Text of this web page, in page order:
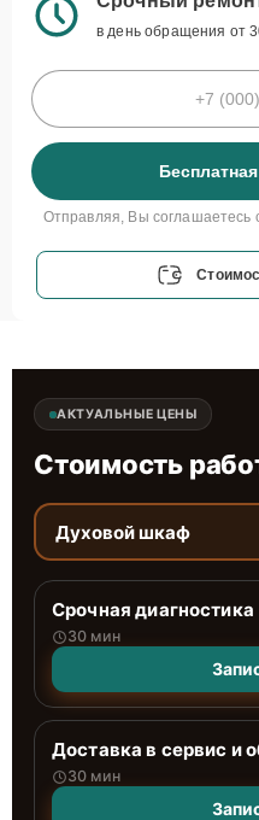
в день обращения от
Отправляя, Вы соглашаетесь
АКТУАЛЬНЫЕ ЦЕНЫ
Стоимость
Духовой шкаф
Срочная диагностика
30 мин
Доставка в сервис и
30 мин